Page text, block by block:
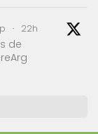
· 22h
de